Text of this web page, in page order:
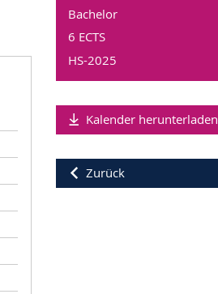
Bachelor
6 ECTS
HS-2025
Kalender herunterladen
Zurück